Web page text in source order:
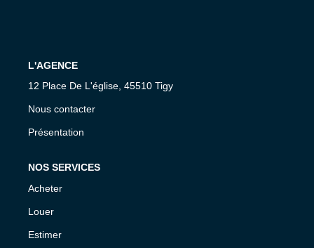
L'AGENCE
12 Place De L'église, 45510 Tigy
Nous contacter
Présentation
NOS SERVICES
Acheter
Louer
Estimer